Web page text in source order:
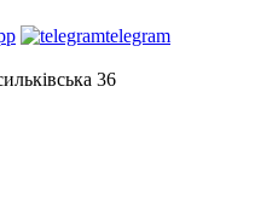
telegram
36